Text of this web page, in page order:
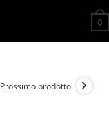
0
Prossimo prodotto